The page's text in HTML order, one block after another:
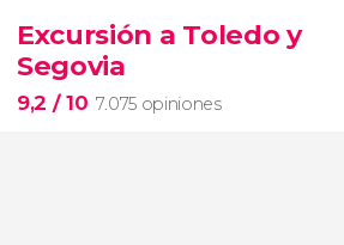
Piedad
Museos Vaticanos
Pedro
Excursión a Toledo y
Segovia
9,2 / 10 7.075 opiniones